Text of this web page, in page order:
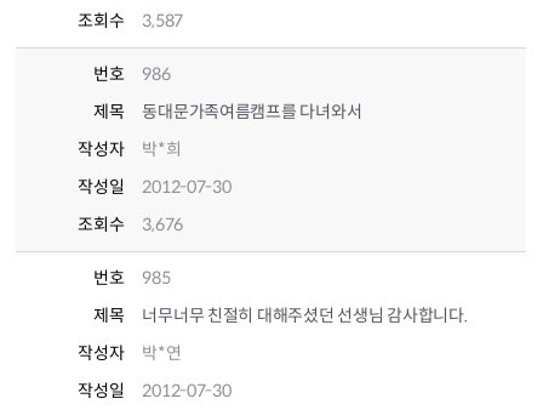
조회수
3,587
번호
986
제목
동대문가족여름캠프를 다녀와서
작성자
박*희
작성일
2012-07-30
조회수
3,676
번호
985
제목
너무너무 친절히 대해주셨던 선생님 감사합니다.
작성자
박*연
작성일
2012-07-30